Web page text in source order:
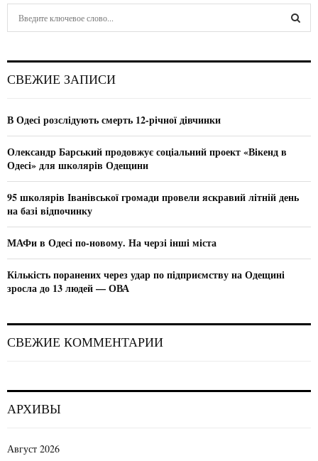
h
o
:
СВЕЖИЕ ЗАПИСИ
В Одесі розслідують смерть 12-річної дівчинки
Олександр Барський продовжує соціальний проект «Вікенд в
Одесі» для школярів Одещини
95 школярів Іванівської громади провели яскравий літній день
на базі відпочинку
МАФи в Одесі по-новому. На черзі інші міста
Кількість поранених через удар по підприємству на Одещині
зросла до 13 людей — ОВА
СВЕЖИЕ КОММЕНТАРИИ
АРХИВЫ
Август 2026